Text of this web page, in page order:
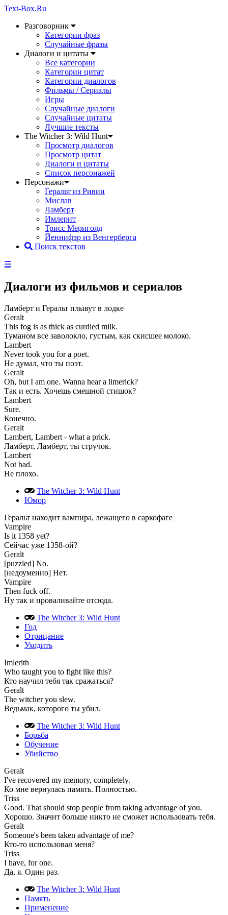
Text-Box.Ru
Разговорник
Категории фраз
Случайные фразы
Диалоги и цитаты
Все категории
Категории цитат
Категории диалогов
Фильмы / Сериалы
Игры
Случайные диалоги
Случайные цитаты
Лучшие тексты
The Witcher 3: Wild Hunt
Просмотр диалогов
Просмотр цитат
Диалоги и цитаты
Список персонажей
Персонажи
Геральт из Ривии
Мислав
Ламберт
Имлерит
Трисс Мериголд
Йеннифэр из Венгерберга
Поиск текстов
☰
Диалоги из фильмов и сериалов
Ламберт и Геральт плывут в лодке
Geralt
This fog is as thick as curdled milk.
Туманом все заволокло, густым, как скисшее молоко.
Lambert
Never took you for a poet.
Не думал, что ты поэт.
Geralt
Oh, but I am one. Wanna hear a limerick?
Так и есть. Хочешь смешной стишок?
Lambert
Sure.
Конечно.
Geralt
Lambert, Lambert - what a prick.
Ламберт, Ламберт, ты стручок.
Lambert
Not bad.
Не плохо.
The Witcher 3: Wild Hunt
Юмор
Геральт находит вампира, лежащего в саркофаге
Vampire
Is it 1358 yet?
Сейчас уже 1358-ой?
Geralt
[puzzled] No.
[недоуменно] Нет.
Vampire
Then fuck off.
Ну так и проваливайте отсюда.
The Witcher 3: Wild Hunt
Год
Отрицание
Уходить
Imlerith
Who taught you to fight like this?
Кто научил тебя так сражаться?
Geralt
The witcher you slew.
Ведьмак, которого ты убил.
The Witcher 3: Wild Hunt
Борьба
Обучение
Убийство
Geralt
I've recovered my memory, completely.
Ко мне вернулась память. Полностью.
Triss
Good. That should stop people from taking advantage of you.
Хорошо. Значит больше никто не сможет использовать тебя.
Geralt
Someone's been taken advantage of me?
Кто-то использовал меня?
Triss
I have, for one.
Да, я. Один раз.
The Witcher 3: Wild Hunt
Память
Применение